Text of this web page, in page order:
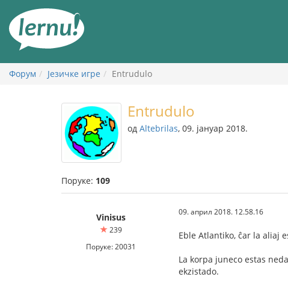
садржају
Форум Језичке игре Entrudulo
Entrudulo
од Altebrilas, 09. јануар 2018.
Поруке: 109
Vinisus
239
Поруке: 20031
09. април 2018. 12.58.16
Eble Atlantiko, ĉar la aliaj
La korpa juneco estas
ekzistado.